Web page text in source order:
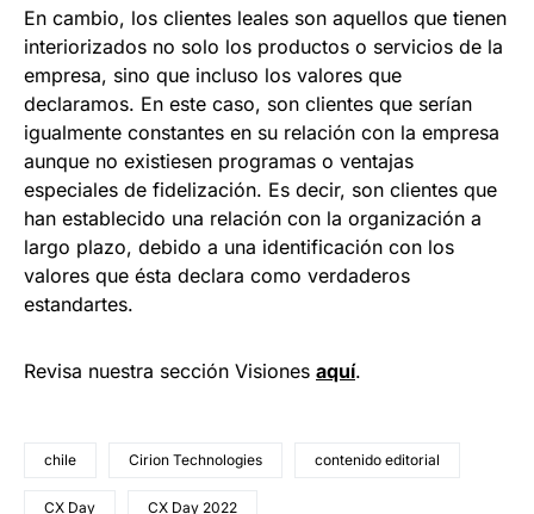
En cambio, los clientes leales son aquellos que tienen
interiorizados no solo los productos o servicios de la
empresa, sino que incluso los valores que
declaramos. En este caso, son clientes que serían
igualmente constantes en su relación con la empresa
aunque no existiesen programas o ventajas
especiales de fidelización. Es decir, son clientes que
han establecido una relación con la organización a
largo plazo, debido a una identificación con los
valores que ésta declara como verdaderos
estandartes.
Revisa nuestra sección Visiones aquí.
chile Cirion Technologies contenido editorial
CX Day CX Day 2022